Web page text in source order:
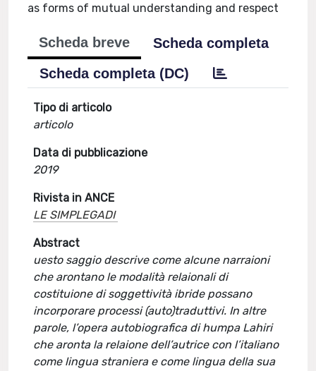
as forms of mutual understanding and respect
Scheda breve
Scheda completa
Scheda completa (DC)
Tipo di articolo
articolo
Data di pubblicazione
2019
Rivista in ANCE
LE SIMPLEGADI
Abstract
uesto saggio descrive come alcune narraioni
che arontano le modalità relaionali di
costituione di soggettività ibride possano
incorporare processi (auto)traduttivi. In altre
parole, l’opera autobiografica di humpa Lahiri
che aronta la relaione dell’autrice con l’italiano
come lingua straniera e come lingua della sua